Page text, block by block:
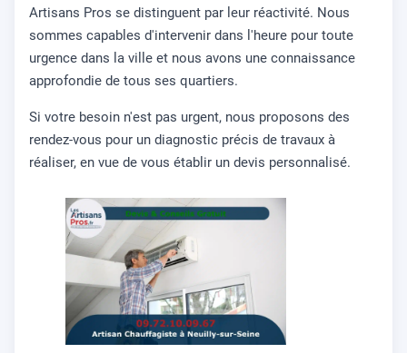
Artisans Pros se distinguent par leur réactivité. Nous
sommes capables d'intervenir dans l'heure pour toute
urgence dans la ville et nous avons une connaissance
approfondie de tous ses quartiers.
Si votre besoin n'est pas urgent, nous proposons des
rendez-vous pour un diagnostic précis de travaux à
réaliser, en vue de vous établir un devis personnalisé.